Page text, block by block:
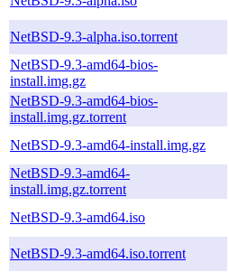
NetBSD-9.3-alpha.iso.torrent
NetBSD-9.3-amd64-bios-
install.img.gz
NetBSD-9.3-amd64-bios-
install.img.gz.torrent
NetBSD-9.3-amd64-install.img.gz
NetBSD-9.3-amd64-
install.img.gz.torrent
NetBSD-9.3-amd64.iso
NetBSD-9.3-amd64.iso.torrent